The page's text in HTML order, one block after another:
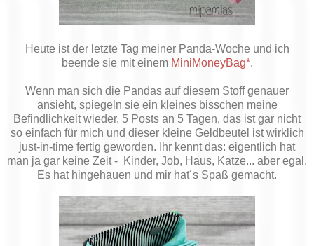
Heute ist der letzte Tag meiner Panda-Woche und ich
beende sie mit einem MiniMoneyBag*.
Wenn man sich die Pandas auf diesem Stoff genauer
ansieht, spiegeln sie ein kleines bisschen meine
Befindlichkeit wieder. 5 Posts an 5 Tagen, das ist gar nicht
so einfach für mich und dieser kleine Geldbeutel ist wirklich
just-in-time fertig geworden. Ihr kennt das: eigentlich hat
man ja gar keine Zeit - Kinder, Job, Haus, Katze... aber egal.
Es hat hingehauen und mir hat´s Spaß gemacht.